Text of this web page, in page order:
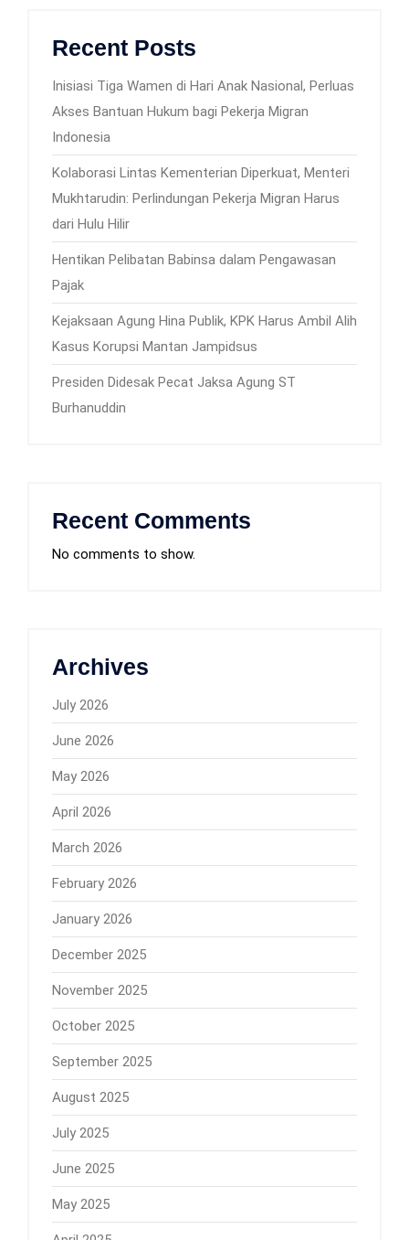
Recent Posts
Inisiasi Tiga Wamen di Hari Anak Nasional, Perluas
Akses Bantuan Hukum bagi Pekerja Migran
Indonesia
Kolaborasi Lintas Kementerian Diperkuat, Menteri
Mukhtarudin: Perlindungan Pekerja Migran Harus
dari Hulu Hilir
Hentikan Pelibatan Babinsa dalam Pengawasan
Pajak
Kejaksaan Agung Hina Publik, KPK Harus Ambil Alih
Kasus Korupsi Mantan Jampidsus
Presiden Didesak Pecat Jaksa Agung ST
Burhanuddin
Recent Comments
No comments to show.
Archives
July 2026
June 2026
May 2026
April 2026
March 2026
February 2026
January 2026
December 2025
November 2025
October 2025
September 2025
August 2025
July 2025
June 2025
May 2025